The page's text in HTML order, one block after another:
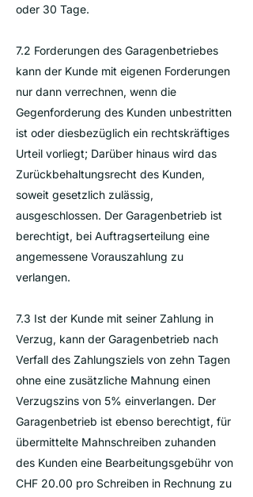
oder 30 Tage.
7.2 Forderungen des Garagenbetriebes
kann der Kunde mit eigenen Forderungen
nur dann verrechnen, wenn die
Gegenforderung des Kunden unbestritten
ist oder diesbezüglich ein rechtskräftiges
Urteil vorliegt; Darüber hinaus wird das
Zurückbehaltungsrecht des Kunden,
soweit gesetzlich zulässig,
ausgeschlossen. Der Garagenbetrieb ist
berechtigt, bei Auftragserteilung eine
angemessene Vorauszahlung zu
verlangen.
7.3 Ist der Kunde mit seiner Zahlung in
Verzug, kann der Garagenbetrieb nach
Verfall des Zahlungsziels von zehn Tagen
ohne eine zusätzliche Mahnung einen
Verzugszins von 5% einverlangen. Der
Garagenbetrieb ist ebenso berechtigt, für
übermittelte Mahnschreiben zuhanden
des Kunden eine Bearbeitungsgebühr von
CHF 20.00 pro Schreiben in Rechnung zu